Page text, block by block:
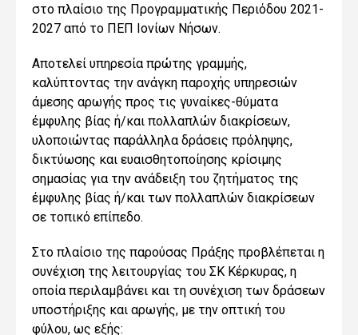
στο πλαίσιο της Προγραμματικής Περιόδου 2021-
2027 από το ΠΕΠ Ιονίων Νήσων.
Αποτελεί υπηρεσία πρώτης γραμμής,
καλύπτοντας την ανάγκη παροχής υπηρεσιών
άμεσης αρωγής προς τις γυναίκες-θύματα
έμφυλης βίας ή/και πολλαπλών διακρίσεων,
υλοποιώντας παράλληλα δράσεις πρόληψης,
δικτύωσης και ευαισθητοποίησης κρίσιμης
σημασίας για την ανάδειξη του ζητήματος της
έμφυλης βίας ή/και των πολλαπλών διακρίσεων
σε τοπικό επίπεδο.
Στο πλαίσιο της παρούσας Πράξης προβλέπεται η
συνέχιση της λειτουργίας του ΣΚ Κέρκυρας, η
οποία περιλαμβάνει και τη συνέχιση των δράσεων
υποστήριξης και αρωγής, με την οπτική του
φύλου, ως εξής: